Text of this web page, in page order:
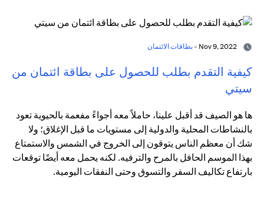
بطاقات الائتمان
كيفية التقدم بطلب للحصول على بطاقة ائتمان من
سيتي
ها هو الصيف قد أقبل علينا، حاملاً معه أجواءً مفعمة بالحيوية تعود
بالنشاطات المحلية والدولية إلى مستويات ما قبل الإغلاق؛ ولا
شك أن معظم الناس يتوقون إلى الخروج في الشمس والاستمتاع
بهذا الموسم الحافل بالمرح والترفيه. لكنه يحمل معه أيضًا توقعات
بارتفاع تكاليف السفر والتسوق وحتى النفقات اليومية.